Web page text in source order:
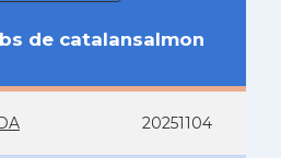
de catalansalmon
20251104